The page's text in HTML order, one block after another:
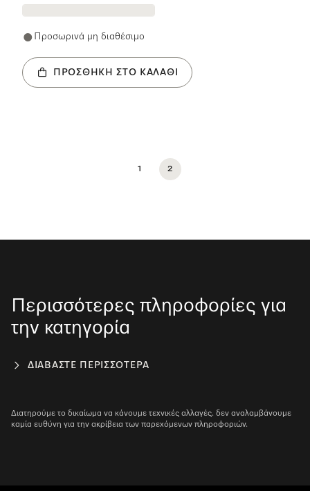
Προσωρινά μη διαθέσιμο
ΠΡΟΣΘΉΚΗ ΣΤΟ ΚΑΛΆΘΙ
1 2
Περισσότερες πληροφορίες για
την κατηγορία
ΔΙΑΒΆΣΤΕ ΠΕΡΙΣΣΌΤΕΡΑ
Διατηρούμε το δικαίωμα να κάνουμε τεχνικές αλλαγές. δεν αναλαμβάνουμε
καμία ευθύνη για την ακρίβεια των παρεχόμενων πληροφοριών.